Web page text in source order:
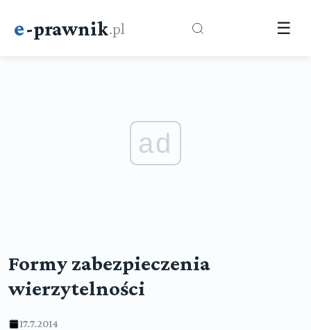
e-prawnik.pl ☰
ad
Formy zabezpieczenia
wierzytelności
17.7.2014